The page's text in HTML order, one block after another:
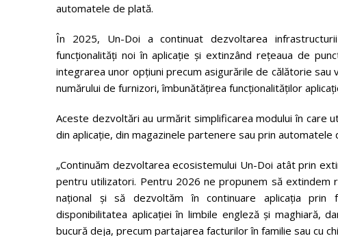
automatele de plată.
În 2025, Un-Doi a continuat dezvoltarea
funcționalități noi în aplicație și extinzând rețeaua de
integrarea unor opțiuni precum asigurările de călătorie
numărului de furnizori, îmbunătățirea funcționalităților
Aceste dezvoltări au urmărit simplificarea modului în care
din aplicație, din magazinele partenere sau prin automatele
„Continuăm dezvoltarea ecosistemului Un-Doi atât prin
pentru utilizatori. Pentru 2026 ne propunem să
național și să dezvoltăm în continuare aplicația prin
disponibilitatea aplicației în limbile engleză și maghiară,
bucură deja, precum partajarea facturilor în familie sau cu